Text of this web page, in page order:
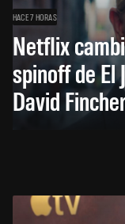
HACE 7 HORAS
Netflix
spinoff de El
David